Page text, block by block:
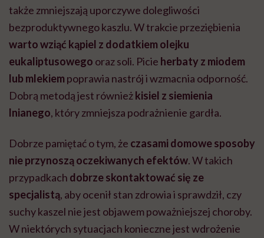
także zmniejszają uporczywe dolegliwości
bezproduktywnego kaszlu. W trakcie przeziębienia
warto wziąć kąpiel z dodatkiem olejku
eukaliptusowego oraz soli. Picie herbaty z miodem
lub mlekiem poprawia nastrój i wzmacnia odporność.
Dobrą metodą jest równieżkisiel z siemienia
lnianego, który zmniejsza podrażnienie gardła.
Dobrze pamiętać o tym, że czasami domowe sposoby
nie przynoszą oczekiwanych efektów. W takich
przypadkach dobrze skontaktować się ze
specjalistą, aby ocenił stan zdrowia i sprawdził, czy
suchy kaszel nie jest objawem poważniejszej choroby.
W niektórych sytuacjach konieczne jest wdrożenie